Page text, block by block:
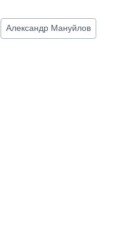
Метки
записи:
Александр Мануйлов